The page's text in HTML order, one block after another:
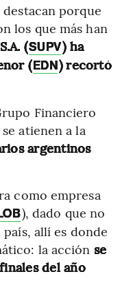
destacan porque
los que más han
(SUPV) ha
(EDN) recortó
Financiero
atienen a la
argentinos
como empresa
), dado que no
allí es donde
la acción se
del año